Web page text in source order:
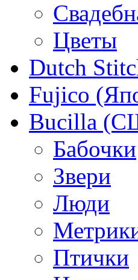
Цветы
Dutch
Fujico
Bucilla
Бабочки
Звери
Люди
Птички